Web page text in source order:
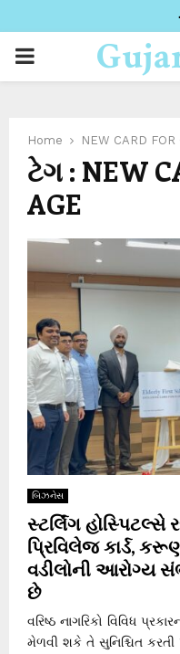
PRIMARY
Home NEW CARD FOR
ટેગ : NEW
AGE
બિઝનેસ
સ્ટર્લિંગ હોસ્પિટલ્સે
પ્રિવિલેજ કાર્ડ,
વડીલોની આરોગ્ય
છે
વરિષ્ઠ નાગરિકો વિવિધ
મેળવી શકે તે સુનિશ્ચિત